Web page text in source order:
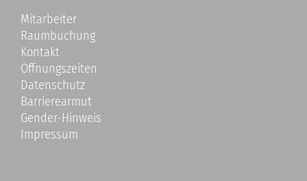
Mitarbeiter
Raumbuchung
Kontakt
Öffnungszeiten
Datenschutz
Barrierearmut
Gender-Hinweis
Impressum